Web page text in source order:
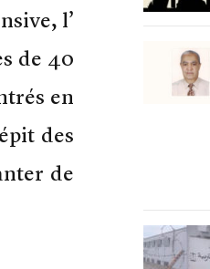
l’
de 40
en
des
de